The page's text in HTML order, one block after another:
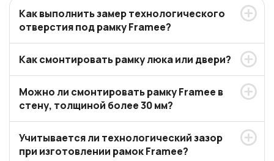
Как выполнить замер технологического
отверстия под рамку Framee?
Как смонтировать рамку люка или двери?
Можно ли смонтировать рамку Framee в
стену, толщиной более 30 мм?
Учитывается ли технологический зазор
при изготовлении рамок Framee?